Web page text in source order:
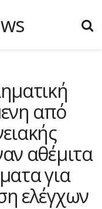
από
αθέμιτα
για
ελέγχων